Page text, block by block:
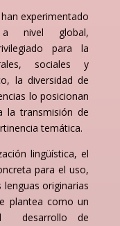
experimentado
a nivel global,
para la
sociales y
la diversidad de
lo posicionan
la transmisión de
temática.
lingüística, el
para el uso,
originarias
plantea como un
desarrollo de